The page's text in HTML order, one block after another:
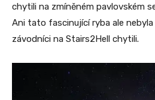
chytili na zmíněném pavlovském
Ani tato fascinující ryba ale
závodníci na Stairs2Hell chytili.